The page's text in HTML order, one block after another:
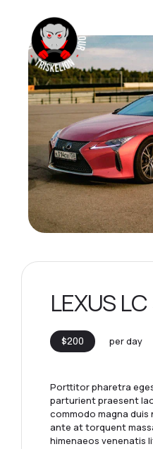
LEXUS
$200 per day
Porttitor pharetra
parturient praesent
commodo magna
ante at torquent
himenaeos venenatis